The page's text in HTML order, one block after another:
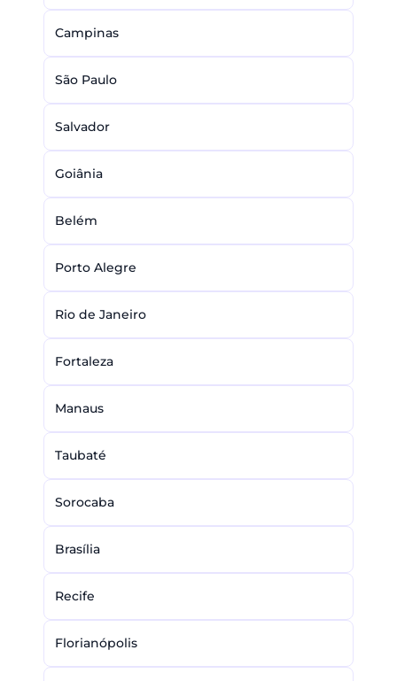
Campinas
São Paulo
Salvador
Goiânia
Belém
Porto Alegre
Rio de Janeiro
Fortaleza
Manaus
Taubaté
Sorocaba
Brasília
Recife
Florianópolis